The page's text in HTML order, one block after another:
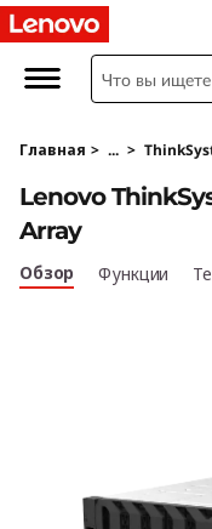
М
и
Главная > ... >
Lenovo
Array
Обзор Функции